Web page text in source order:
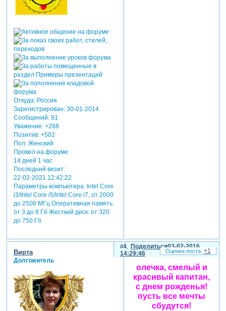
Откуда:Россия
Зарегистрирован: 30-01-2014
Сообщений:91
Уважение: +288
Позитив: +502
Пол:Женский
Провел на форуме:
14 дней 1 час
Последний визит:
22-02-2021 12:42:22
Параметры компьютера:Intel Core
i3/Intel Core i5/Intel Core i7, от 2000
до 2500 МГц Оперативная память:
от 3 до 8 Гб Жесткий диск: от 320
до 750 Гб
Поделиться
4
03-02-2016
14:29:46
Вирта
Долгожитель
олечка, смелый и
красивый капитан,
с днем рожденья!
пусть все мечты
сбудутся!
+1